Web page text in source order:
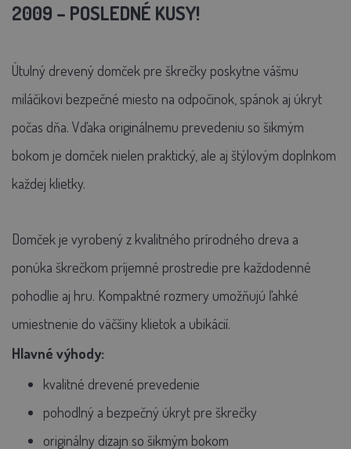
2009 – POSLEDNÉ KUSY!
Útulný drevený domček pre škrečky poskytne vášmu
miláčikovi bezpečné miesto na odpočinok, spánok aj úkryt
počas dňa. Vďaka originálnemu prevedeniu so šikmým
bokom je domček nielen praktický, ale aj štýlovým doplnkom
každej klietky.
Domček je vyrobený z kvalitného prírodného dreva a
ponúka škrečkom príjemné prostredie pre každodenné
pohodlie aj hru. Kompaktné rozmery umožňujú ľahké
umiestnenie do väčšiny klietok a ubikácií.
Hlavné výhody:
kvalitné drevené prevedenie
pohodlný a bezpečný úkryt pre škrečky
originálny dizajn so šikmým bokom